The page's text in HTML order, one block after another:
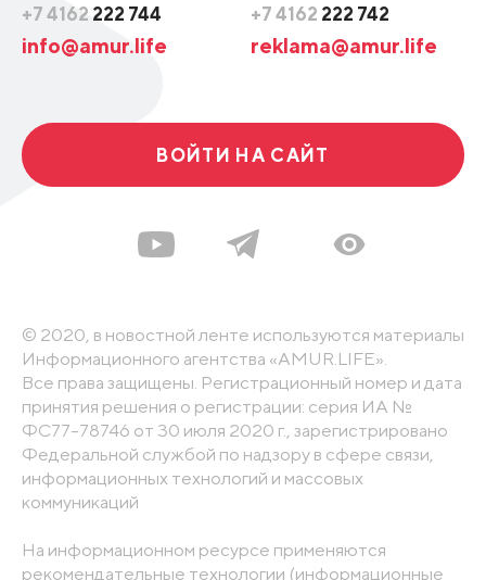
+7 4162 222 744
info@amur.life
+7 4162 222 742
reklama@amur.life
ВОЙТИ НА САЙТ
© 2020, в новостной ленте используются материалы
Информационного агентства «AMUR.LIFE».
Все права защищены. Регистрационный номер и дата
принятия решения о регистрации: серия ИА №
ФС77-78746 от 30 июля 2020 г., зарегистрировано
Федеральной службой по надзору в сфере связи,
информационных технологий и массовых
коммуникаций
На информационном ресурсе применяются
рекомендательные технологии (информационные